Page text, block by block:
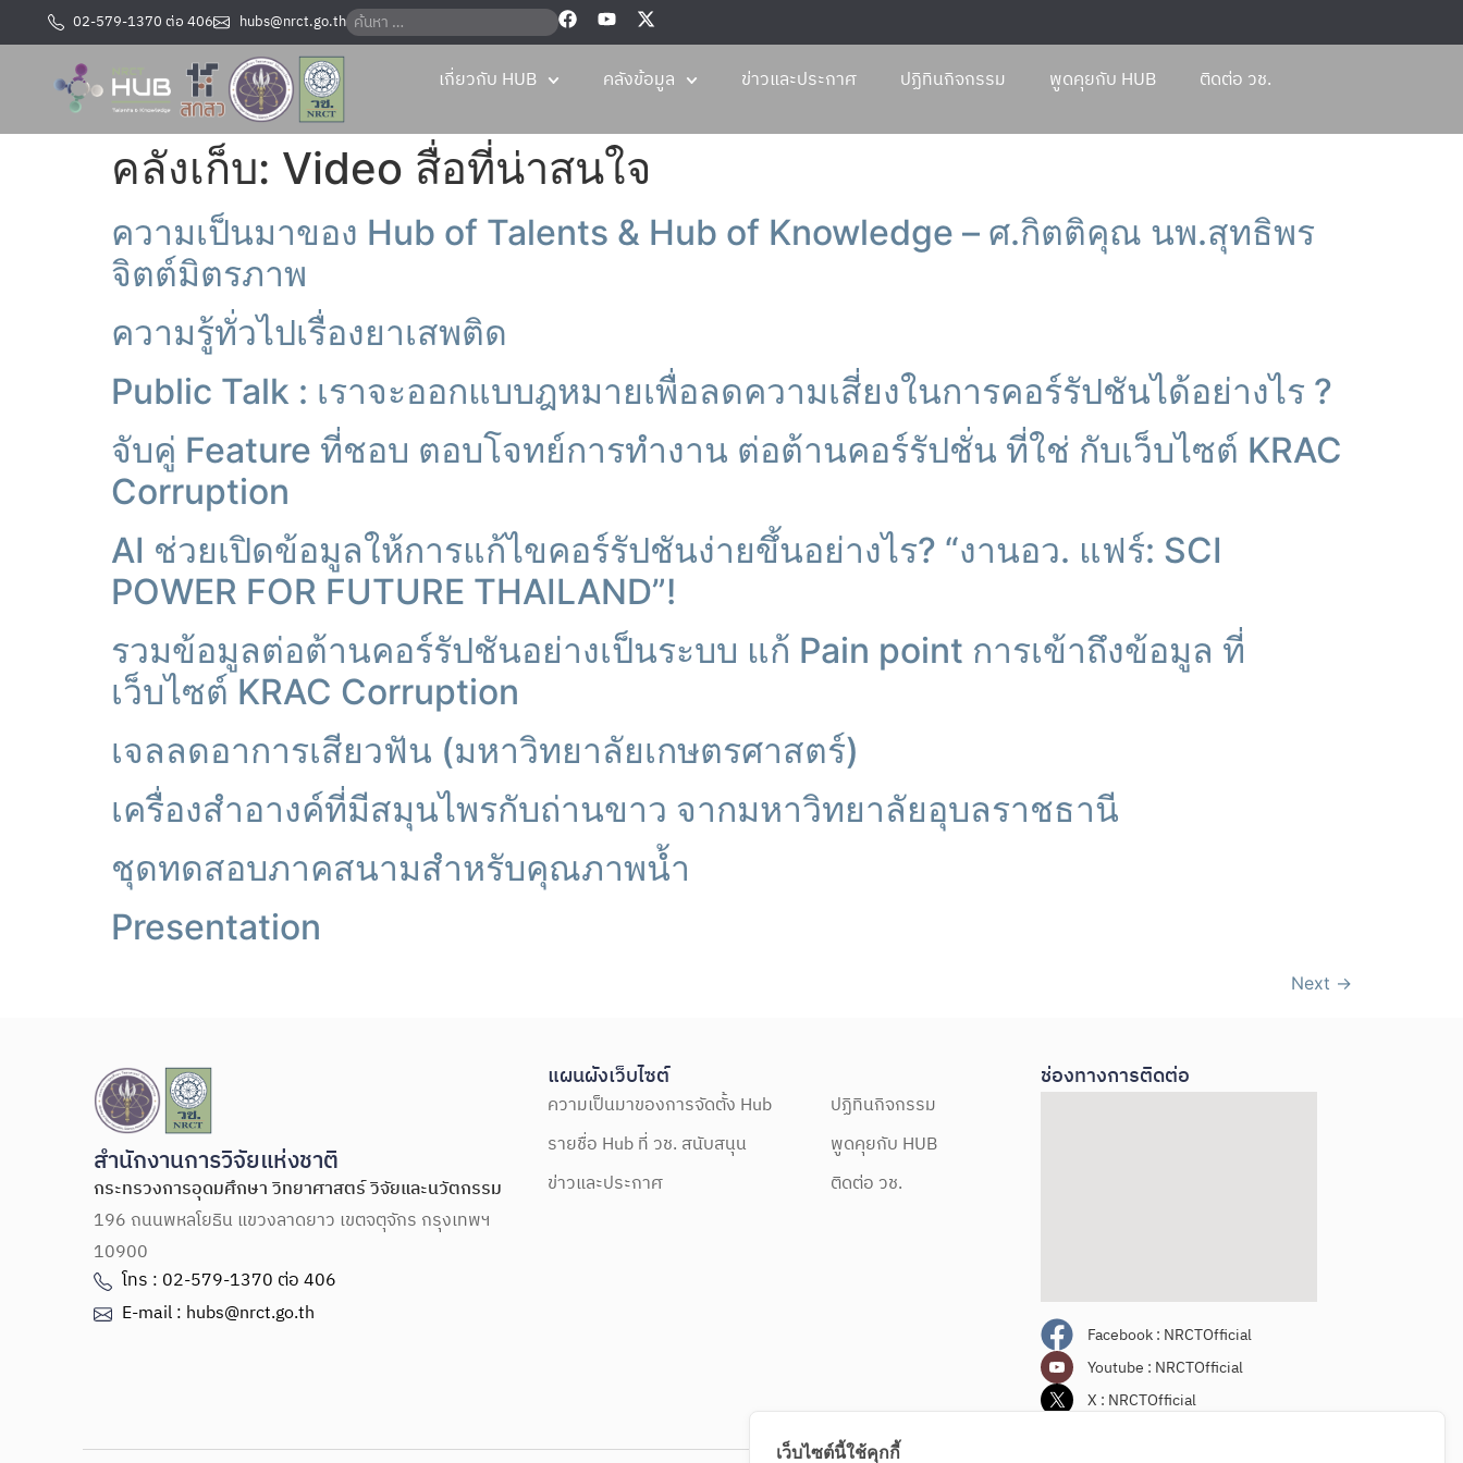
02-579-1370 ต่อ 406 hubs@nrct.go.th
เกี่ยวกับ HUB คลังข้อมูล ข่าวและประกาศ ปฏิทินกิจกรรม พูดคุยกับ HUB ติดต่อ วช.
คลังเก็บ: Video สื่อที่น่าสนใจ
ความเป็นมาของ Hub of Talents & Hub of Knowledge – ศ.กิตติคุณ นพ.สุทธิพร
จิตต์มิตรภาพ
ความรู้ทั่วไปเรื่องยาเสพติด
Public Talk : เราจะออกแบบฎหมายเพื่อลดความเสี่ยงในการคอร์รัปชันได้อย่างไร ?
จับคู่ Feature ที่ชอบ ตอบโจทย์การทำงาน ต่อต้านคอร์รัปชั่น ที่ใช่ กับเว็บไซต์ KRAC
Corruption
AI ช่วยเปิดข้อมูลให้การแก้ไขคอร์รัปชันง่ายขึ้นอย่างไร? “งานอว. แฟร์: SCI
POWER FOR FUTURE THAILAND”!
รวมข้อมูลต่อต้านคอร์รัปชันอย่างเป็นระบบ แก้ Pain point การเข้าถึงข้อมูล ที่
เว็บไซต์ KRAC Corruption
เจลลดอาการเสียวฟัน (มหาวิทยาลัยเกษตรศาสตร์)
เครื่องสำอางค์ที่มีสมุนไพรกับถ่านขาว จากมหาวิทยาลัยอุบลราชธานี
ชุดทดสอบภาคสนามสำหรับคุณภาพน้ำ
Presentation
Next →
สำนักงานการวิจัยแห่งชาติ
กระทรวงการอุดมศึกษา วิทยาศาสตร์ วิจัยและนวัตกรรม
196 ถนนพหลโยธิน แขวงลาดยาว เขตจตุจักร กรุงเทพฯ
10900
โทร : 02-579-1370 ต่อ 406
E-mail : hubs@nrct.go.th
แผนผังเว็บไซต์
ความเป็นมาของการจัดตั้ง Hub
รายชื่อ Hub ที่ วช. สนับสนุน
ข่าวและประกาศ
ปฏิทินกิจกรรม
พูดคุยกับ HUB
ติดต่อ วช.
ช่องทางการติดต่อ
Facebook : NRCTOfficial
Youtube : NRCTOfficial
X : NRCTOfficial
เว็บไซต์นี้ใช้คุกกี้